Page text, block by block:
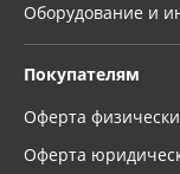
Оборудование и
Покупателям
Оферта
Оферта